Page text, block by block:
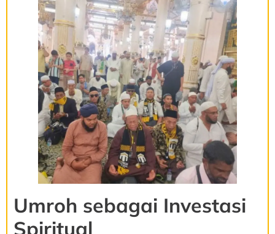
Umroh sebagai Investasi
Spiritual